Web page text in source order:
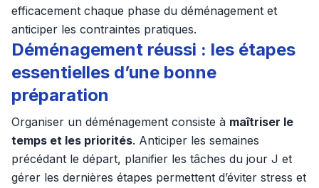
efficacement chaque phase du déménagement et
anticiper les contraintes pratiques.
Déménagement réussi : les étapes
essentielles d’une bonne
préparation
Organiser un déménagement consiste à maîtriser le
temps et les priorités. Anticiper les semaines
précédant le départ, planifier les tâches du jour J et
gérer les dernières étapes permettent d’éviter stress et